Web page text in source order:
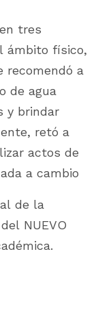
tres
ámbito físico,
recomendó a
de agua
y brindar
retó a
actos de
a cambio
de la
NUEVO